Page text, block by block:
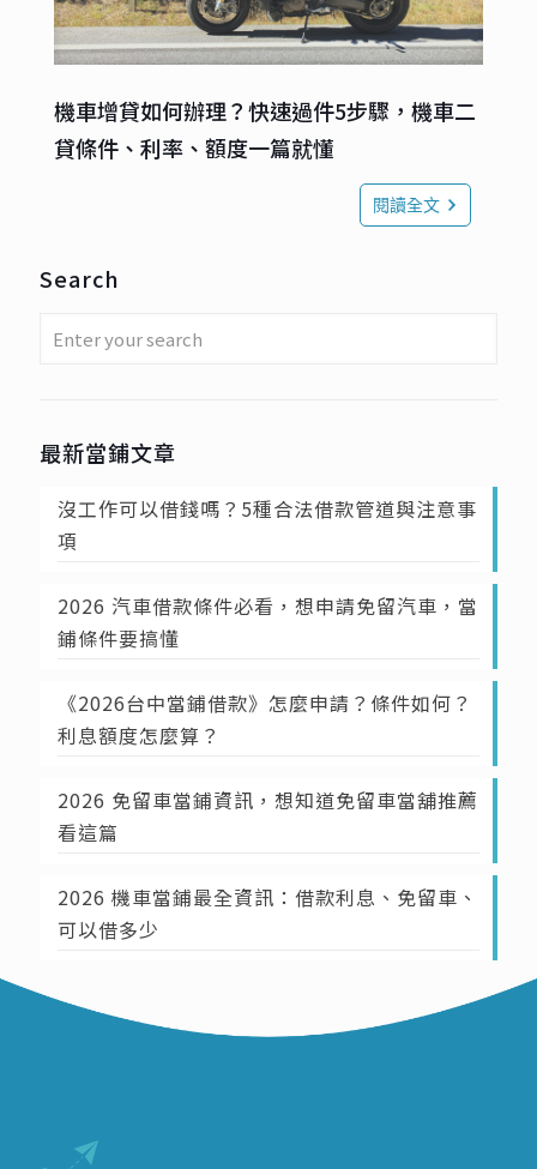
機車增貸如何辦理？快速過件5步驟，機車二
貸條件、利率、額度一篇就懂
閱讀全文
Search
最新當鋪文章
沒工作可以借錢嗎？5種合法借款管道與注意事
項
2026 汽車借款條件必看，想申請免留汽車，當
鋪條件要搞懂
《2026台中當鋪借款》怎麼申請？條件如何？
利息額度怎麼算？
2026 免留車當鋪資訊，想知道免留車當舖推薦
看這篇
2026 機車當鋪最全資訊：借款利息、免留車、
可以借多少